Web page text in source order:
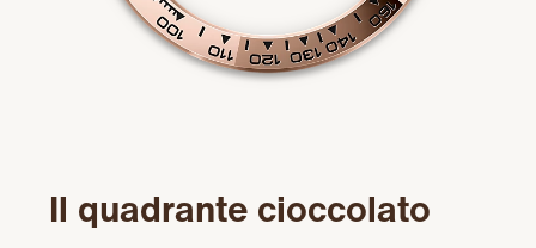
Il quadrante cioccolato